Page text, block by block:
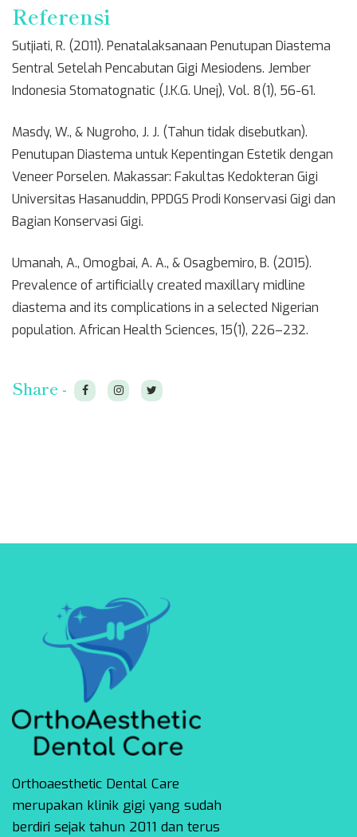
Referensi
Sutjiati, R. (2011). Penatalaksanaan Penutupan Diastema
Sentral Setelah Pencabutan Gigi Mesiodens. Jember
Indonesia Stomatognatic (J.K.G. Unej), Vol. 8(1), 56-61.
Masdy, W., & Nugroho, J. J. (Tahun tidak disebutkan).
Penutupan Diastema untuk Kepentingan Estetik dengan
Veneer Porselen. Makassar: Fakultas Kedokteran Gigi
Universitas Hasanuddin, PPDGS Prodi Konservasi Gigi dan
Bagian Konservasi Gigi.
Umanah, A., Omogbai, A. A., & Osagbemiro, B. (2015).
Prevalence of artificially created maxillary midline
diastema and its complications in a selected Nigerian
population. African Health Sciences, 15(1), 226–232.
Share -
Orthoaesthetic Dental Care
merupakan klinik gigi yang sudah
berdiri sejak tahun 2011 dan terus